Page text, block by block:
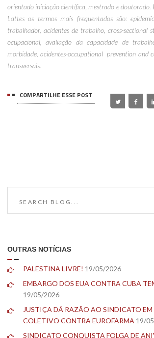
orientado iniciação científica, mestrado e doutorado.
Lattes os termos mais frequentados são:
trabalhador, acidentes de trabalho, cross-sectional
ocupacional, avaliação da capacidade de
morbidade, acidentes-occupational  prevention and
transversais.
COMPARTILHE ESSE POST
OUTRAS NOTÍCIAS
PALESTINA LIVRE! 19/05/2026
EMBARGO DOS EUA CONTRA CUBA
19/05/2026
JUSTIÇA DÁ RAZÃO AO SINDICATO EM
COLETIVO CONTRA EUROFARMA 19/
SINDICATO CONQUISTA FOLGA DE